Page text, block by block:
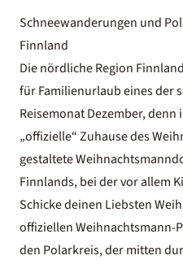
Schneewanderungen und
Finnland
Die nördliche Region
fürFamilienurlaubeines der
Reisemonat Dezember, denn
„offizielle“ Zuhause des
gestaltete
Finnlands, bei der vor allem
Schicke deinen Liebsten
offiziellen
den Polarkreis, der mitten